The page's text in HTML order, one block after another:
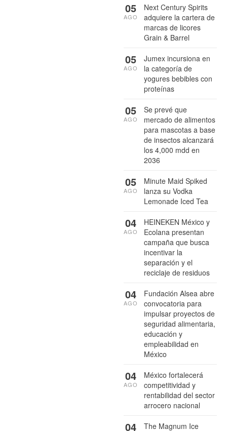
Next Century Spirits
adquiere la cartera de
marcas de licores
Grain & Barrel
05
AGO
Jumex incursiona en
la categoría de
yogures bebibles con
proteínas
05
AGO
Se prevé que
mercado de alimentos
para mascotas a base
de insectos alcanzará
los 4,000 mdd en
2036
05
AGO
Minute Maid Spiked
lanza su Vodka
Lemonade Iced Tea
05
AGO
HEINEKEN México y
Ecolana presentan
campaña que busca
incentivar la
separación y el
reciclaje de residuos
04
AGO
Fundación Alsea abre
convocatoria para
impulsar proyectos de
seguridad alimentaria,
educación y
empleabilidad en
México
04
AGO
México fortalecerá
competitividad y
rentabilidad del sector
arrocero nacional
04
AGO
The Magnum Ice
04